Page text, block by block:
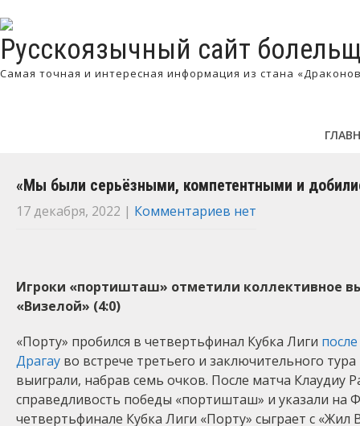
Русскоязычный сайт
Самая точная и интересная информация из стана
«Мы были серьёзными, компетентными и
17 декабря, 2022 | Комментариев нет
Игроки «портишташ» отметили коллективное
«Визелой» (4:0)
«Порту» пробился в четвертьфинал Кубка Лиги
Драгау во встрече третьего и заключительного
выиграли, набрав семь очков. После матча
справедливость победы «портишташ» и указали на
четвертьфинале Кубка Лиги «Порту» сыграет с «Жил